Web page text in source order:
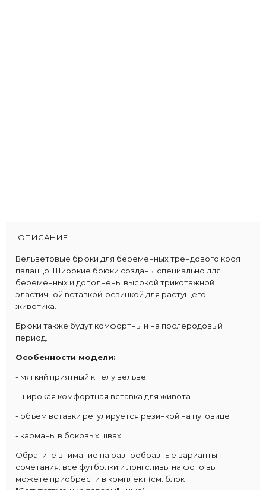
ОПИСАНИЕ
Вельветовые брюки для беременных трендового кроя
палаццо. Широкие брюки созданы специально для
беременных и дополнены высокой трикотажной
эластичной вставкой-резинкой для растущего
животика.
Брюки также будут комфортны и на послеродовый
период.
Особенности модели:
- мягкий приятный к телу вельвет
- широкая комфортная вставка для живота
- объем вставки регулируется резинкой на пуговице
- карманы в боковых швах
Обратите внимание на разнообразные варианты
сочетания: все футболки и лонгсливы на фото вы
можете приобрести в комплект (см. блок